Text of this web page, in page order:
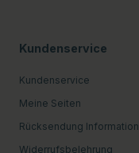
Kundenservice
Kundenservice
Meine Seiten
Rücksendung Information
Widerrufsbelehrung